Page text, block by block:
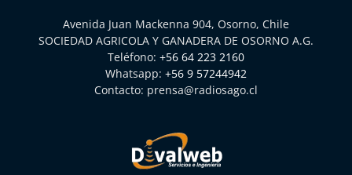
Avenida Juan Mackenna 904, Osorno, Chile
SOCIEDAD AGRICOLA Y GANADERA DE OSORNO A.G.
Teléfono: +56 64 223 2160
Whatsapp: +56 9 57244942
Contacto: prensa@radiosago.cl